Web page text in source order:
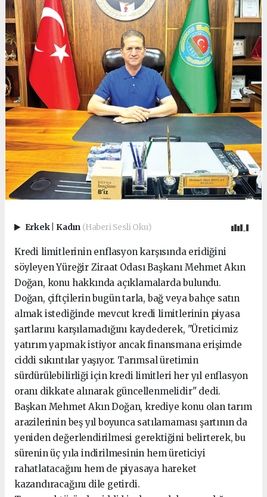
Erkek Kadın (Haberi Sesli Oku)
Kredi limitlerinin enflasyon karşısında eridiğini
söyleyen Yüreğir Ziraat Odası Başkanı Mehmet Akın
Doğan, konu hakkında açıklamalarda bulundu.
Doğan, çiftçilerin bugün tarla, bağ veya bahçe satın
almak istediğinde mevcut kredi limitlerinin piyasa
şartlarını karşılamadığını kaydederek, "Üreticimiz
yatırım yapmak istiyor ancak finansmana erişimde
ciddi sıkıntılar yaşıyor. Tarımsal üretimin
sürdürülebilirliği için kredi limitleri her yıl enflasyon
oranı dikkate alınarak güncellenmelidir" dedi.
Başkan Mehmet Akın Doğan, krediye konu olan tarım
arazilerinin beş yıl boyunca satılamaması şartının da
yeniden değerlendirilmesi gerektiğini belirterek, bu
sürenin üç yıla indirilmesinin hem üreticiyi
rahatlatacağını hem de piyasaya hareket
kazandıracağını dile getirdi.